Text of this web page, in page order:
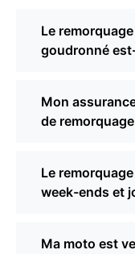
Le
goudronné
Mon
de
Le
week-ends et
Ma moto est